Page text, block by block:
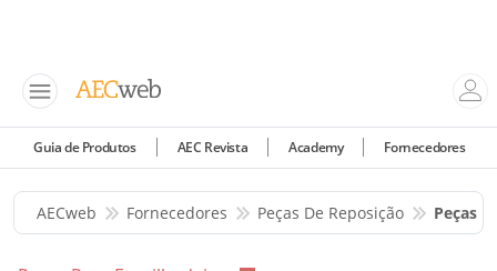
Guia de Produtos AEC Revista Academy Fornecedores
AECweb Fornecedores Peças De Reposição Peças